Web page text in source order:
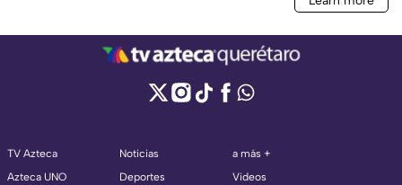
TV Azteca
Azteca UNO
Noticias
Deportes
a más +
Videos